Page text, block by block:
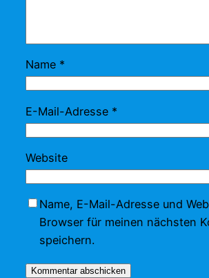
Name *
E-Mail-Adresse *
Website
Name, E-Mail-Adresse und
Browser für meinen nächsten
speichern.